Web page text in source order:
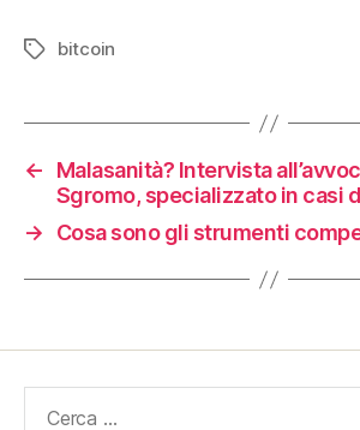
Tag bitcoin
←
Malasanità? Intervista
Sgromo, specializzato in casi
→
Cosa sono gli strumenti